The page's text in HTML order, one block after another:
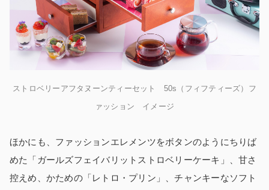
ストロベリーアフタヌーンティーセット 50s（フィフティーズ）フ
ァッション イメージ
ほかにも、ファッションエレメンツをボタンのようにちりば
めた「ガールズフェイバリットストロベリーケーキ」、甘さ
控えめ、かための「レトロ・プリン」、チャンキーなソフト